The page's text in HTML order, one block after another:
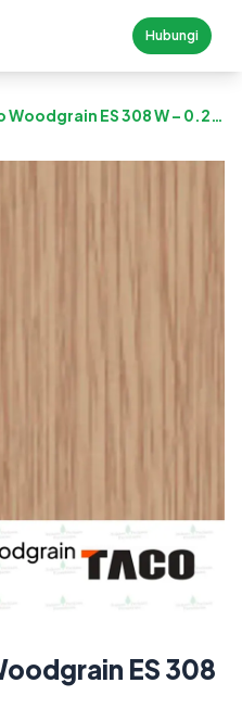
Hubungi
Woodgrain ES 308 W – 0.2
ES 308